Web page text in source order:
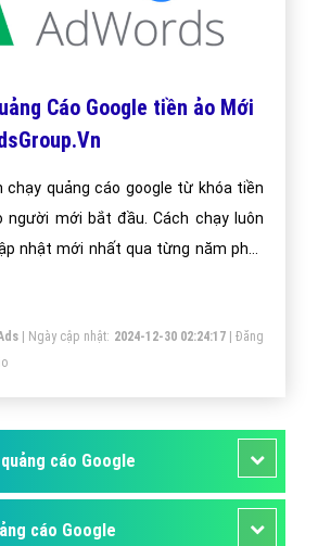
Cáo Google tiền ảo Mới
chạy quảng cáo google từ khóa tiền
người mới bắt đầu. Cách chạy luôn
nhật mới nhất qua từng năm phát
| Ngày cập nhật: 2024-12-30 02:24:17|Đăng
cáo Google
cáo Google